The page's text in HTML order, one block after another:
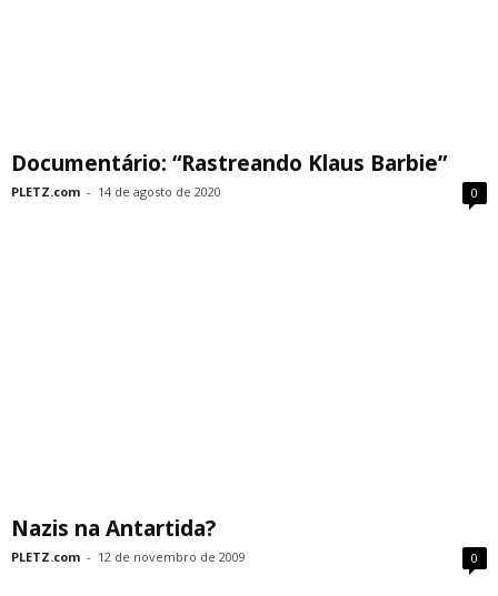
Documentário: “Rastreando Klaus Barbie”
PLETZ.com - 14 de agosto de 2020 0
Nazis na Antartida?
PLETZ.com - 12 de novembro de 2009 0